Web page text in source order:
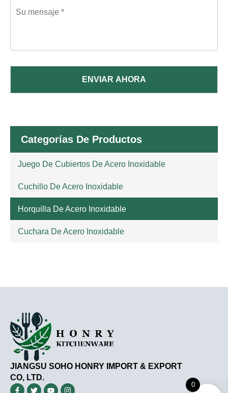
0
Categorías De Productos
Juego De Cubiertos De Acero Inoxidable
Cuchillo De Acero Inoxidable
Horquilla De Acero Inoxidable
Cuchara De Acero Inoxidable
ENVIAR AHORA
JIANGSU SOHO HONRY IMPORT & EXPORT
CO, LTD.